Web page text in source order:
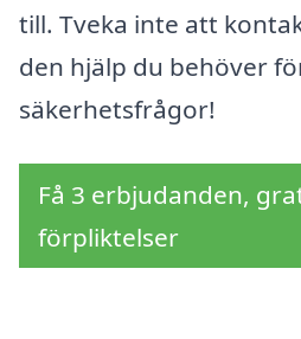
till. Tveka inte att
den hjälp du behöver
säkerhetsfrågor!
Få 3 erbjudanden,
förpliktelser